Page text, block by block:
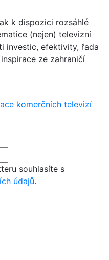
k dispozici rozsáhlé
(nejen) televizní
investic, efektivity, řada
ze zahraničí
komerčních televizí
souhlasíte s
údajů.